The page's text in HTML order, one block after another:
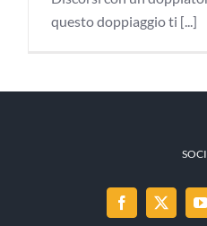
questo doppiaggio ti [...]